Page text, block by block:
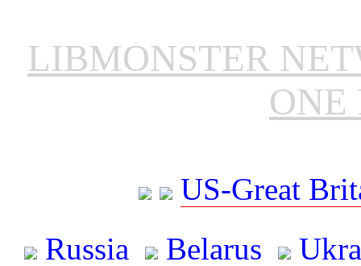
LIBMONSTER
ONE
US-Great
Russia
Belarus